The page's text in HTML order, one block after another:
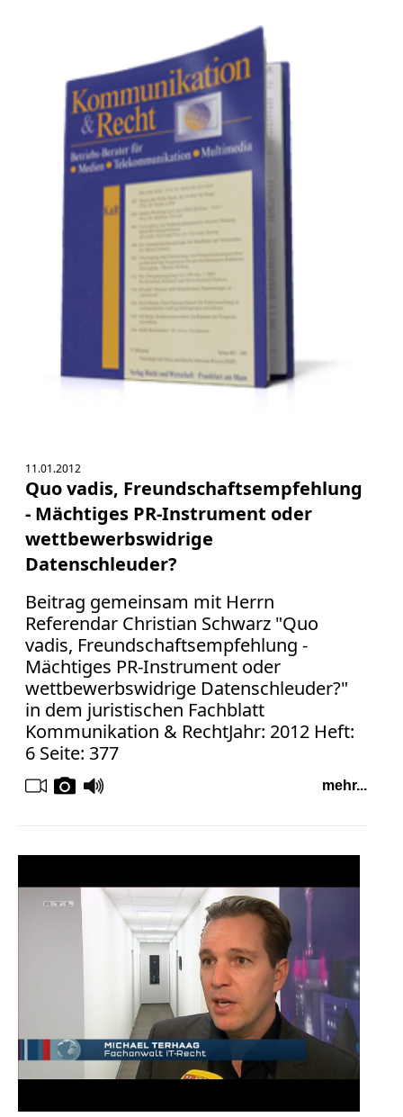
11.01.2012
Quo vadis, Freundschaftsempfehlung
- Mächtiges PR-Instrument oder
wettbewerbswidrige
Datenschleuder?
Beitrag gemeinsam mit Herrn
Referendar Christian Schwarz "Quo
vadis, Freundschaftsempfehlung -
Mächtiges PR-Instrument oder
wettbewerbswidrige Datenschleuder?"
in dem juristischen Fachblatt
Kommunikation & RechtJahr: 2012 Heft:
6 Seite: 377
mehr...
Werbung
Wettbewerbsrecht